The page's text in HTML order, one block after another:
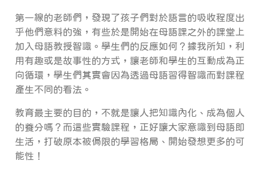
第一線的老師們，發現了孩子們對於語言的吸收程度出
乎他們意料的強，有些於是開始在母語課之外的課堂上
加入母語教授智識。學生們的反應如何？據我所知，利
用有趣或是故事性的方式，讓老師和學生的互動成為正
向循環，學生們其實會因為透過母語習得智識而對課程
產生不同的看法。
教育最主要的目的，不就是讓人把知識內化、成為個人
的養分嗎？而這些實驗課程，正好讓大家意識到母語即
生活，打破原本被侷限的學習格局、開始發想更多的可
能性！